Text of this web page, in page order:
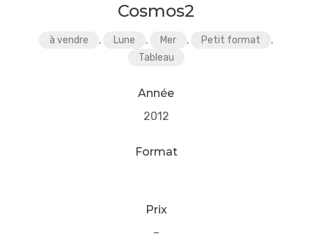
Cosmos2
à vendre , Lune , Mer , Petit format
,
Tableau
Année
2012
Format
Prix
–